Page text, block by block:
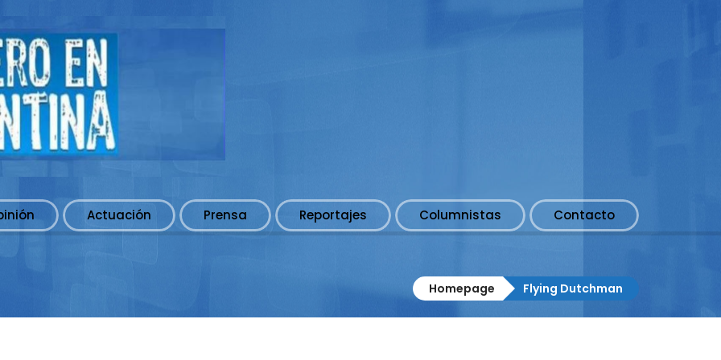
Actuación Prensa Reportajes Columnistas Contacto
Homepage Flying Dutchman